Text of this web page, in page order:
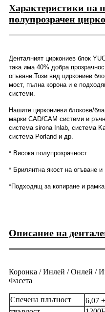
Характеристики на
полупрозрачен
Денталният циркониев блок
така има 40% добра
огъване.Този вид циркониев
мост, пълна корона и е
системи.
Нашите циркониеви блокове/
марки CAD/CAM системи и
система sirona Inlab, система
система Porland и др.
* Висока полупрозрачност
* Брилянтна якост на огъване и
*Подходящ за копиране и рамка
Описание на
Коронка / Инлей / Онлей /
Фасета
Спечена плътност 6,07